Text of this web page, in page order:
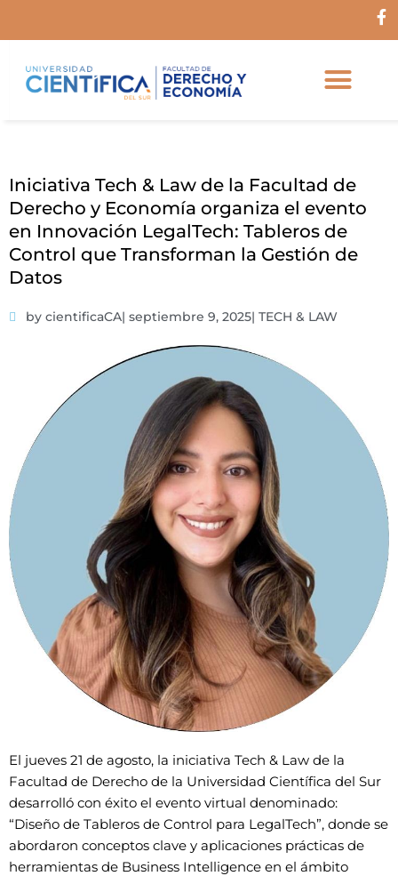
F
Iniciativa Tech & Law de la Facultad de
Derecho y Economía organiza el evento
en Innovación LegalTech: Tableros de
Control que Transforman la Gestión de
Datos
by cientificaCA| septiembre 9, 2025| TECH & LAW
El jueves 21 de agosto, la iniciativa Tech & Law de la
Facultad de Derecho de la Universidad Científica del Sur
desarrolló con éxito el evento virtual denominado:
“Diseño de Tableros de Control para LegalTech”, donde se
abordaron conceptos clave y aplicaciones prácticas de
herramientas de Business Intelligence en el ámbito